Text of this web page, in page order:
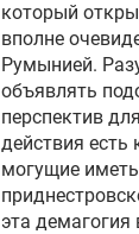
который
вполне
Румынией.
объявлять
перспектив
действия
могущие иметь
эта демагогия